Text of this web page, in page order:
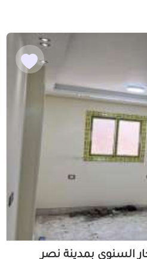
130م للايجار السنوى بمدينة نصر